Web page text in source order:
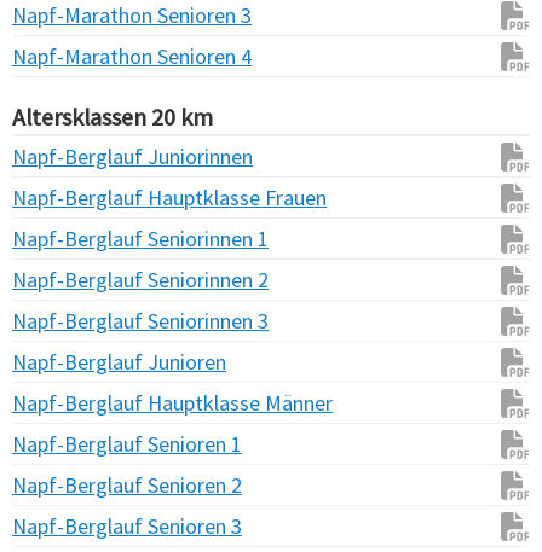
Napf-Marathon Senioren 3
Napf-Marathon Senioren 4
Altersklassen 20 km
Napf-Berglauf Juniorinnen
Napf-Berglauf Hauptklasse Frauen
Napf-Berglauf Seniorinnen 1
Napf-Berglauf Seniorinnen 2
Napf-Berglauf Seniorinnen 3
Napf-Berglauf Junioren
Napf-Berglauf Hauptklasse Männer
Napf-Berglauf Senioren 1
Napf-Berglauf Senioren 2
Napf-Berglauf Senioren 3